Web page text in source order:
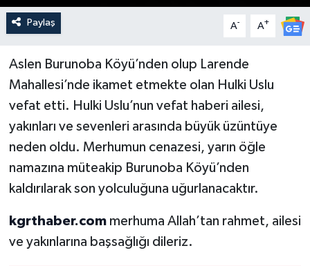
Paylaş A- A+
Aslen Burunoba Köyü’nden olup Larende
Mahallesi’nde ikamet etmekte olan Hulki Uslu
vefat etti. Hulki Uslu’nun vefat haberi ailesi,
yakınları ve sevenleri arasında büyük üzüntüye
neden oldu. Merhumun cenazesi, yarın öğle
namazına müteakip Burunoba Köyü’nden
kaldırılarak son yolculuğuna uğurlanacaktır.
kgrthaber.commerhuma Allah’tan rahmet, ailesi
ve yakınlarına başsağlığı dileriz.